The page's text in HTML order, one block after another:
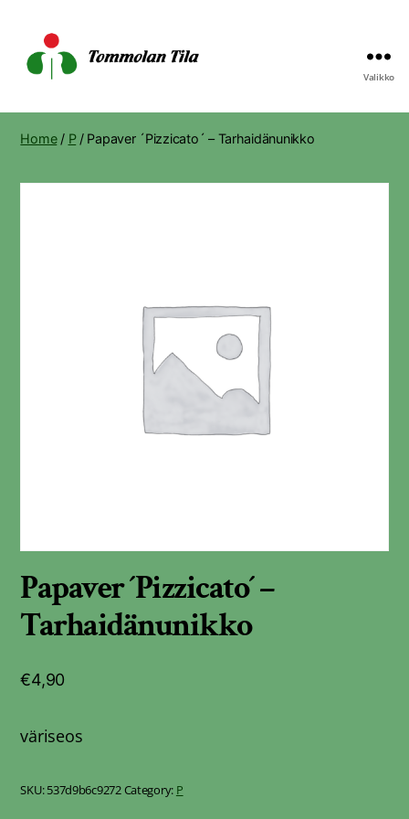
Tila
Valikko
Home/ P/ Papaver ´Pizzicato´ – Tarhaidänunikko
Papaver ´Pizzicato´ –
Tarhaidänunikko
€4,90
väriseos
SKU:537d9b6c9272Category: P